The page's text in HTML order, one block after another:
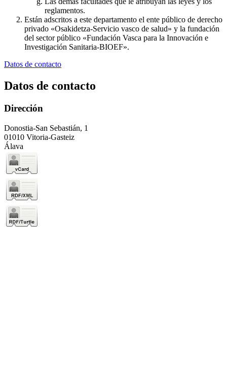
reglamentos.
Están adscritos a este departamento el ente público de derecho
privado «Osakidetza-Servicio vasco de salud» y la fundación
del sector público «Fundación Vasca para la Innovación e
Investigación Sanitaria-BIOEF».
Datos de contacto
Datos de contacto
Dirección
Donostia-San Sebastián, 1
01010 Vitoria-Gasteiz
Álava